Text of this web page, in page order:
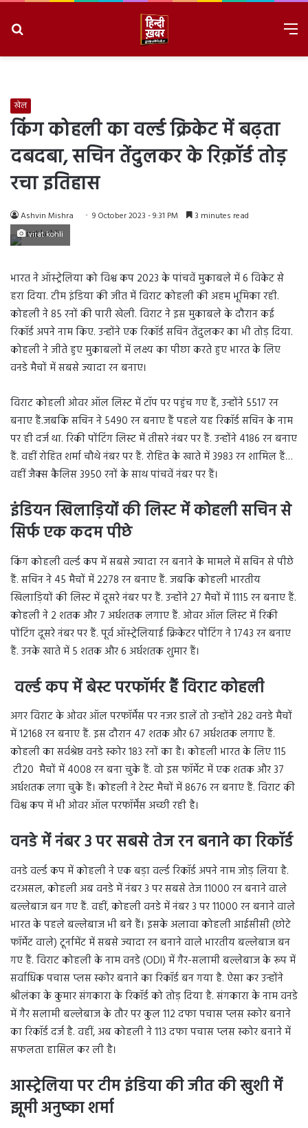
खेल
किंग कोहली का वर्ल्ड क्रिकेट में बढ़ता
दबदबा, सचिन तेंदुलकर के रिक़ॉर्ड तोड़
रचा इतिहास
Ashvin Mishra 9 October 2023 - 9:31 PM 3 minutes read
virat kohli
भारत ने ऑस्ट्रेलिया को विश्व कप 2023 के पांचवें मुकाबले में 6 विकेट से
हरा दिया. टीम इंडिया की जीत में विराट कोहली की अहम भूमिका रही.
कोहली ने 85 रनों की पारी खेली. विराट ने इस मुकाबले के दौरान कई
रिकॉर्ड अपने नाम किए. उन्होंने एक रिकॉर्ड सचिन तेंदुलकर का भी तोड़ दिया.
कोहली ने जीते हुए मुकाबलों में लक्ष्य का पीछा करते हुए भारत के लिए
वनडे मैचों में सबसे ज्यादा रन बनाए।
विराट कोहली ओवर ऑल लिस्ट में टॉप पर पहुंच गए हैं, उन्होंने 5517 रन
बनाए हैं.जबकि सचिन ने 5490 रन बनाए हैं पहले यह रिकॉर्ड सचिन के नाम
पर ही दर्ज था. रिकी पोंटिंग लिस्ट में तीसरे नंबर पर हैं. उन्होंने 4186 रन बनाए
हैं. वहीं रोहित शर्मा चौथे नंबर पर हैं. रोहित के खाते में 3983 रन शामिल हैं…
वहीं जैक्स कैलिस 3950 रनों के साथ पांचवें नंबर पर हैं।
इंडियन खिलाड़ियों की लिस्ट में कोहली सचिन से
सिर्फ एक कदम पीछे
किंग कोहली वर्ल्ड कप में सबसे ज्यादा रन बनाने के मामले में सचिन से पीछे
हैं. सचिन ने 45 मैचों में 2278 रन बनाए हैं. जबकि कोहली भारतीय
खिलाड़ियों की लिस्ट में दूसरे नंबर पर हैं. उन्होंने 27 मैचों में 1115 रन बनाए हैं.
कोहली ने 2 शतक और 7 अर्धशतक लगाए हैं. ओवर ऑल लिस्ट में रिकी
पोंटिंग दूसरे नंबर पर हैं. पूर्व ऑस्ट्रेलियाई क्रिकेटर पोंटिंग ने 1743 रन बनाए
हैं. उनके खाते में 5 शतक और 6 अर्धशतक शुमार हैं।
वर्ल्ड कप में बेस्ट परफॉर्मर हैं विराट कोहली
अगर विराट के ओवर ऑल परफॉर्मेंस पर नजर डालें तो उन्होंने 282 वनडे मैचों
में 12168 रन बनाए हैं. इस दौरान 47 शतक और 67 अर्धशतक लगाए हैं.
कोहली का सर्वश्रेष्ठ वनडे स्कोर 183 रनों का है। कोहली भारत के लिए 115
टी20 मैचों में 4008 रन बना चुके हैं. वो इस फॉर्मेट में एक शतक और 37
अर्धशतक लगा चुके हैं। कोहली ने टेस्ट मैचों में 8676 रन बनाए हैं. विराट की
विश्व कप में भी ओवर ऑल परफॉर्मेंस अच्छी रही है।
वनडे में नंबर3पर सबसे तेज रन बनाने का रिकॉर्ड
वनडे वर्ल्ड कप में कोहली ने एक बड़ा वर्ल्ड रिकॉर्ड अपने नाम जोड़ लिया है.
दरअसल, कोहली अब वनडे में नंबर 3 पर सबसे तेज 11000 रन बनाने वाले
बल्लेबाज बन गए हैं. वहीं, कोहली वनडे में नंबर 3 पर 11000 रन बनाने वाले
भारत के पहले बल्लेबाज भी बने हैं। इसके अलावा कोहली आईसीसी (छोटे
फॉर्मेट वाले) टूर्नामेंट में सबसे ज्यादा रन बनाने वाले भारतीय बल्लेबाज बन
गए हैं. विराट कोहली के नाम वनडे (ODI) में गैर-सलामी बल्लेबाज के रूप में
सर्वाधिक पचास प्लस स्कोर बनाने का रिकॉर्ड बन गया है. ऐसा कर उन्होंने
श्रीलंका के कुमार संगकारा के रिकॉर्ड को तोड़ दिया है. संगकारा के नाम वनडे
में गैर सलामी बल्लेबाज के तौर पर कुल 112 दफा पचास प्लस स्कोर बनाने
का रिकॉर्ड दर्ज है. वहीं, अब कोहली ने 113 दफा पचास प्लस स्कोर बनाने में
सफलता हासिल कर ली है।
आस्ट्रेलिया पर टीम इंडिया की जीत की खुशी में
झूमी अनुष्का शर्मा